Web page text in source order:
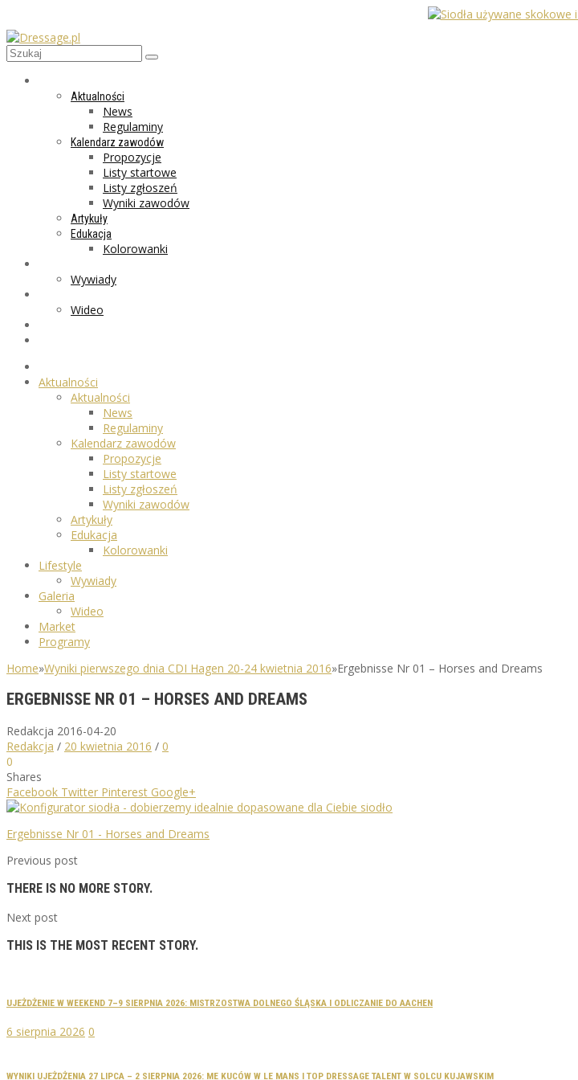
Aktualności
News
Regulaminy
Kalendarz zawodów
Propozycje
Listy startowe
Listy zgłoszeń
Wyniki zawodów
Artykuły
Edukacja
Kolorowanki
Wywiady
Wideo
Aktualności
Aktualności
News
Regulaminy
Kalendarz zawodów
Propozycje
Listy startowe
Listy zgłoszeń
Wyniki zawodów
Artykuły
Edukacja
Kolorowanki
Lifestyle
Wywiady
Galeria
Wideo
Market
Programy
Home»Wyniki pierwszego dnia CDI Hagen 20-24 kwietnia 2016»Ergebnisse Nr 01 – Horses and Dreams
ERGEBNISSE NR 01 – HORSES AND DREAMS
Redakcja 2016-04-20
Redakcja / 20 kwietnia 2016 / 0
0
Shares
Facebook Twitter Pinterest Google+
Ergebnisse Nr 01 - Horses and Dreams
Previous post
THERE IS NO MORE STORY.
Next post
THIS IS THE MOST RECENT STORY.
UJEŻDŻENIE W WEEKEND 7–9 SIERPNIA 2026: MISTRZOSTWA DOLNEGO ŚLĄSKA I ODLICZANIE DO AACHEN
6 sierpnia 2026 0
WYNIKI UJEŻDŻENIA 27 LIPCA – 2 SIERPNIA 2026: ME KUCÓW W LE MANS I TOP DRESSAGE TALENT W SOLCU KUJAWSKIM